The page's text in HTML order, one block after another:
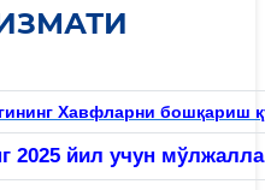
Хавфларни бошқариш
2025 йил учун